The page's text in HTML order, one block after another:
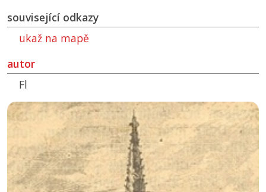
související odkazy
ukaž na mapě
autor
Fl